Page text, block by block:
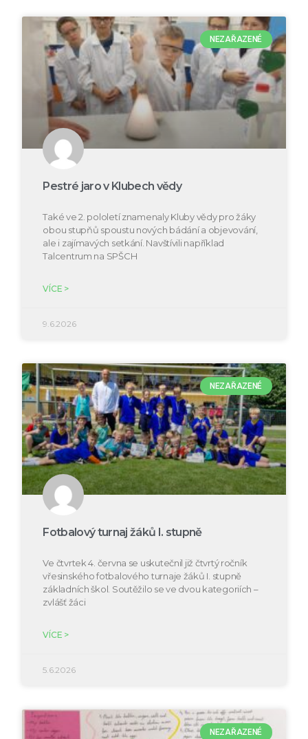
NEZAŘAZENÉ
Pestré jaro v Klubech vědy
Také ve 2. pololetí znamenaly Kluby vědy pro žáky
obou stupňů spoustu nových bádání a objevování,
ale i zajímavých setkání. Navštívili například
Talcentrum na SPŠCH
VÍCE >
9.6.2026
NEZAŘAZENÉ
Fotbalový turnaj žáků I. stupně
Ve čtvrtek 4. června se uskutečnil již čtvrtý ročník
vřesinského fotbalového turnaje žáků I. stupně
základních škol. Soutěžilo se ve dvou kategoriích –
zvlášť žáci
VÍCE >
5.6.2026
NEZAŘAZENÉ